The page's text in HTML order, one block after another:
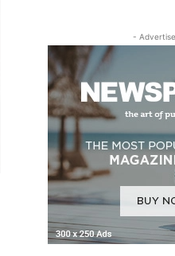
-